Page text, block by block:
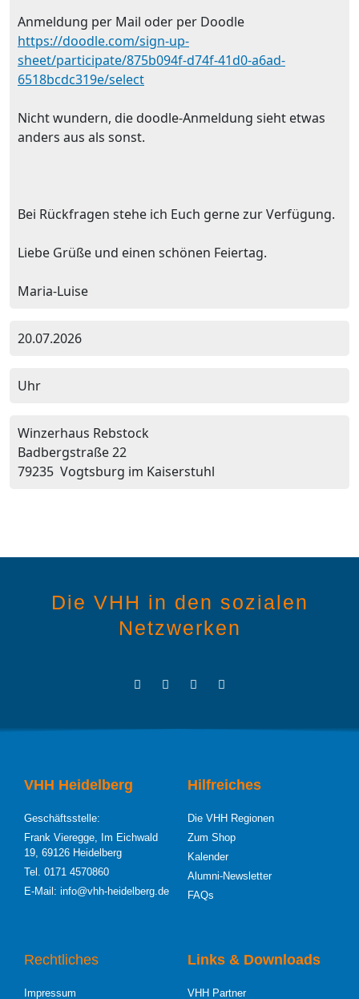
Anmeldung per Mail oder per Doodle
https://doodle.com/sign-up-
sheet/participate/875b094f-d74f-41d0-a6ad-
6518bcdc319e/select
Nicht wundern, die doodle-Anmeldung sieht etwas
anders aus als sonst.
Bei Rückfragen stehe ich Euch gerne zur Verfügung.
Liebe Grüße und einen schönen Feiertag.
Maria-Luise
20.07.2026
Uhr
Winzerhaus Rebstock
Badbergstraße 22
79235 Vogtsburg im Kaiserstuhl
Die VHH in den sozialen
Netzwerken
VHH Heidelberg
Geschäftsstelle:
Frank Vieregge, Im Eichwald
19, 69126 Heidelberg
Tel. 0171 4570860
E-Mail: info@vhh-heidelberg.de
Hilfreiches
Die VHH Regionen
Zum Shop
Kalender
Alumni-Newsletter
FAQs
Rechtliches
Impressum
Links & Downloads
VHH Partner